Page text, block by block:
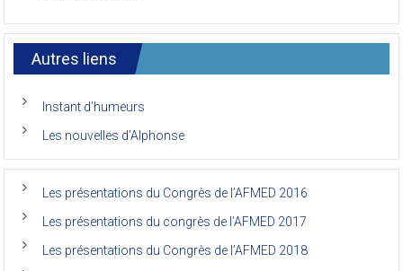
l’AFMED
congrès
international
anciens
la
de
de
(Afmed/Unikin)
vécu
Autres liens
Instant d’humeurs
Les nouvelles d’Alphonse
Les présentations du Congrès de l’AFMED 2016
Les présentations du congrès de l’AFMED 2017
Les présentations du Congrès de l’AFMED 2018